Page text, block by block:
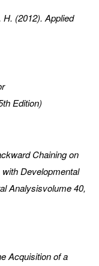
H. (2012).Applied
Edition)
Chaining on
Developmental
Analysisvolume 40,
Acquisition of a